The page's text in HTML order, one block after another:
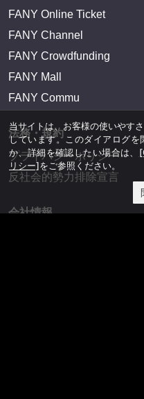
FANY Online Ticket
FANY Channel
FANY Crowdfunding
FANY Mall
FANY Commu
法務・規約
プライバシーポリシー
反社会的勢力排除宣言
会社情報
当サイトは、お客様の使いやす
しています。このダイアログ
か、詳細を確認したい場合は、
リシー]をご参照ください。